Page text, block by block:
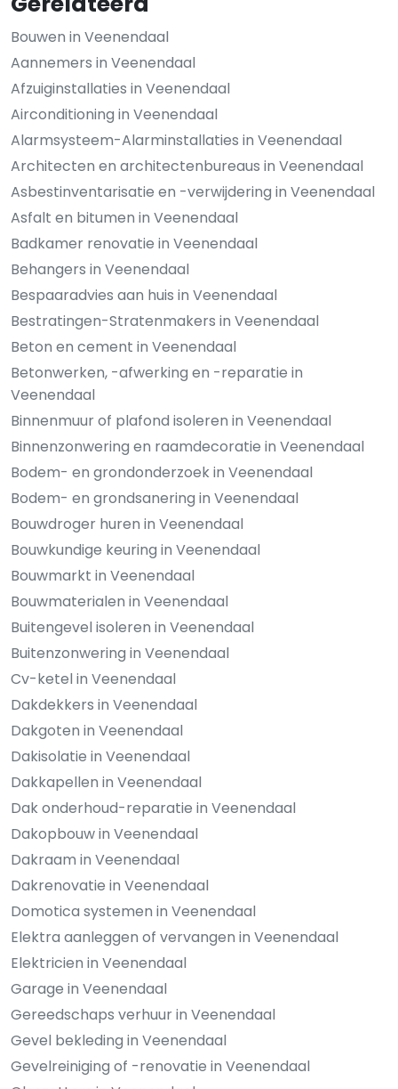
Bouwen in Veenendaal
Aannemers in Veenendaal
Afzuiginstallaties in Veenendaal
Airconditioning in Veenendaal
Alarmsysteem-Alarminstallaties in Veenendaal
Architecten en architectenbureaus in Veenendaal
Asbestinventarisatie en -verwijdering in Veenendaal
Asfalt en bitumen in Veenendaal
Badkamer renovatie in Veenendaal
Behangers in Veenendaal
Bespaaradvies aan huis in Veenendaal
Bestratingen-Stratenmakers in Veenendaal
Beton en cement in Veenendaal
Betonwerken, -afwerking en -reparatie in
Veenendaal
Binnenmuur of plafond isoleren in Veenendaal
Binnenzonwering en raamdecoratie in Veenendaal
Bodem- en grondonderzoek in Veenendaal
Bodem- en grondsanering in Veenendaal
Bouwdroger huren in Veenendaal
Bouwkundige keuring in Veenendaal
Bouwmarkt in Veenendaal
Bouwmaterialen in Veenendaal
Buitengevel isoleren in Veenendaal
Buitenzonwering in Veenendaal
Cv-ketel in Veenendaal
Dakdekkers in Veenendaal
Dakgoten in Veenendaal
Dakisolatie in Veenendaal
Dakkapellen in Veenendaal
Dak onderhoud-reparatie in Veenendaal
Dakopbouw in Veenendaal
Dakraam in Veenendaal
Dakrenovatie in Veenendaal
Domotica systemen in Veenendaal
Elektra aanleggen of vervangen in Veenendaal
Elektricien in Veenendaal
Garage in Veenendaal
Gereedschaps verhuur in Veenendaal
Gevel bekleding in Veenendaal
Gevelreiniging of -renovatie in Veenendaal